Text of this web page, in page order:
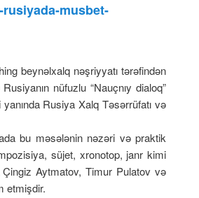
musbet-
beynəlxalq nəşriyyatı tərəfindən
nüfuzlu “Nauçnıy dialoq”
Rusiya Xalq Təsərrüfatı və
bu məsələnin nəzəri və praktik
süjet, xronotop, janr kimi
Aytmatov, Timur Pulatov və
etmişdir.